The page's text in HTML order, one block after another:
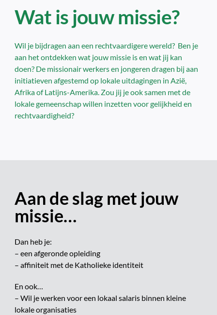
Wat is jouw missie?
Wil je bijdragen aan een rechtvaardigere wereld? Ben je
aan het ontdekken wat jouw missie is en wat jij kan
doen? De missionair werkers en jongeren dragen bij aan
initiatieven afgestemd op lokale uitdagingen in Azië,
Afrika of Latijns-Amerika. Zou jij je ook samen met de
lokale gemeenschap willen inzetten voor gelijkheid en
rechtvaardigheid?
Aan de slag met jouw
missie…
Dan heb je:
– een afgeronde opleiding
– affiniteit met de Katholieke identiteit
En ook…
– Wil je werken voor een lokaal salaris binnen kleine
lokale organisaties